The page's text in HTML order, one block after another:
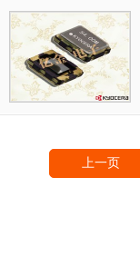
上一页